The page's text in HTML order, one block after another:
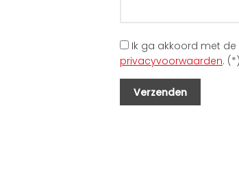
Ik ga akkoord met
privacyvoorwaarden. (*)